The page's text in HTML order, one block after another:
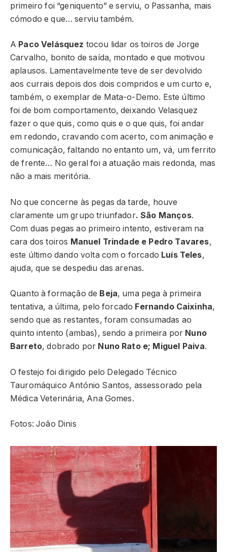
primeiro foi “geniquento” e serviu, o Passanha, mais
cómodo e que… serviu também.
A Paco Velásquez tocou lidar os toiros de Jorge
Carvalho, bonito de saída, montado e que motivou
aplausos. Lamentavelmente teve de ser devolvido
aos currais depois dos dois compridos e um curto e,
também, o exemplar de Mata-o-Demo. Este último
foi de bom comportamento, deixando Velasquez
fazer o que quis, como quis e o que quis, foi andar
em redondo, cravando com acerto, com animação e
comunicação, faltando no entanto um, vá, um ferrito
de frente… No geral foi a atuação mais redonda, mas
não a mais meritória.
No que concerne às pegas da tarde, houve
claramente um grupo triunfador. São Manços.
Com duas pegas ao primeiro intento, estiveram na
cara dos toiros Manuel Trindade e Pedro Tavares,
este último dando volta com o forcado Luís Teles,
ajuda, que se despediu das arenas.
Quanto à formação de Beja, uma pega à primeira
tentativa, a última, pelo forcado Fernando Caixinha,
sendo que as restantes, foram consumadas ao
quinto intento (ambas), sendo a primeira por Nuno
Barreto, dobrado por Nuno Rato e; Miguel Paiva.
O festejo foi dirigido pelo Delegado Técnico
Tauromáquico António Santos, assessorado pela
Médica Veterinária, Ana Gomes.
Fotos: João Dinis